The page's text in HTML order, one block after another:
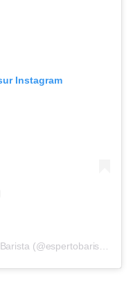
Instagram
Un post partagé par Cours Esperto Barista (@espertobarista)